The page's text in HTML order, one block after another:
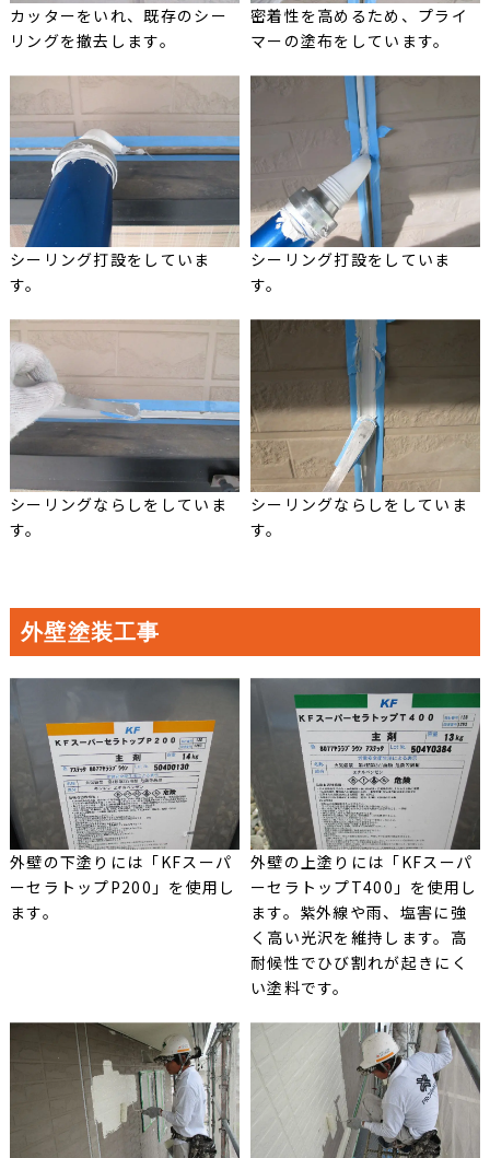
カッターをいれ、既存のシー
リングを撤去します。
密着性を高めるため、プライ
マーの塗布をしています。
シーリング打設をしていま
す。
シーリング打設をしていま
す。
シーリングならしをしていま
す。
シーリングならしをしていま
す。
外壁塗装工事
外壁の下塗りには「KFスーパ
ーセラトップP200」を使用し
ます。
外壁の上塗りには「KFスーパ
ーセラトップT400」を使用し
ます。紫外線や雨、塩害に強
く高い光沢を維持します。高
耐候性でひび割れが起きにく
い塗料です。